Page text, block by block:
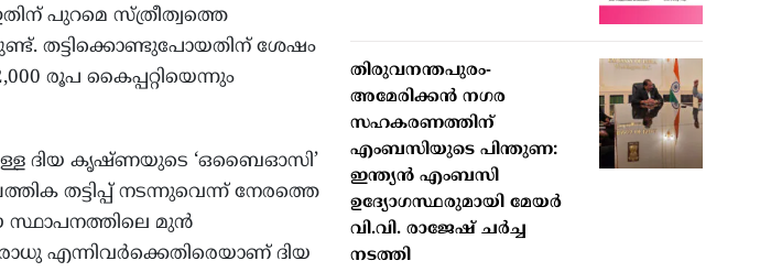
പുറമെ സ്ത്രീത്വത്തെ
തട്ടിക്കൊണ്ടുപോയതിന് ശേഷം
രൂപ കൈപ്പറ്റിയെന്നും
ദിയ കൃഷ്ണയുടെ ‘ഒബൈഓസി’
തട്ടിപ്പ് നടന്നുവെന്ന് നേരത്തെ
സ്ഥാപനത്തിലെ മുന്‍
രാധു എന്നിവര്‍ക്കെതിരെയാണ് ദിയ
തിരുവനന്തപുരം-
അമേരിക്കന്‍ നഗര
സഹകരണത്തിന്
എംബസിയുടെ പിന്തുണ:
ഇന്ത്യന്‍ എംബസി
ഉദ്യോഗസ്ഥരുമായി മേയര്‍
വി.വി. രാജേഷ് ചര്‍ച്ച
നടത്തി